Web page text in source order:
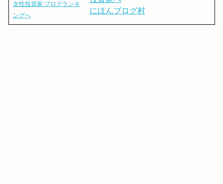
女性投資家 ブログランキ
ングへ
にほんブログ村